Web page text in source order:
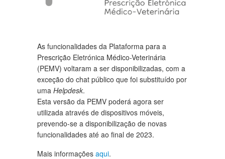
As funcionalidades da Plataforma para a
Prescrição Eletrónica Médico-Veterinária
(PEMV) voltaram a ser disponibilizadas, com a
exceção do chat público que foi substituído por
uma Helpdesk.
Esta versão da PEMV poderá agora ser
utilizada através de dispositivos móveis,
prevendo-se a disponibilização de novas
funcionalidades até ao final de 2023.
Mais informações aqui.